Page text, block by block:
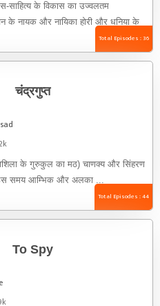
साहित्य के विकास का उज्वलतम
के नायक और नायिका होरी और धनिया के
Total Episodes : 36
चंद्रगुप्त
के गुरुकुल का मठ) चाणक्य और सिंहरण
समय आम्भिक और अलका ...
Total Episodes : 44
To Spy